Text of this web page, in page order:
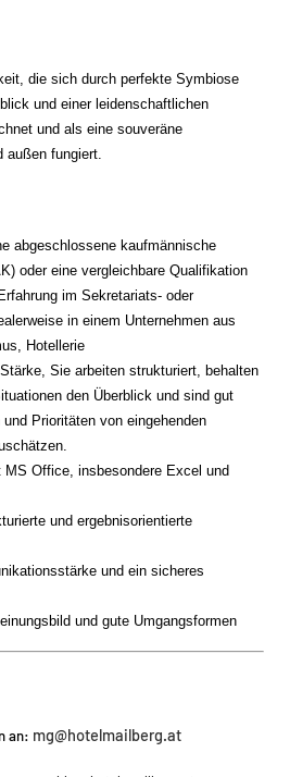
die sich durch perfekte Symbiose
und einer leidenschaftlichen
und als eine souveräne
fungiert.
abgeschlossene kaufmännische
oder eine vergleichbare Qualifikation
im Sekretariats- oder
in einem Unternehmen aus
Hotellerie
Sie arbeiten strukturiert, behalten
den Überblick und sind gut
Prioritäten von eingehenden
MS Office, insbesondere Excel und
und ergebnisorientierte
und ein sicheres
und gute Umgangsformen
an: mg@hotelmailberg.at